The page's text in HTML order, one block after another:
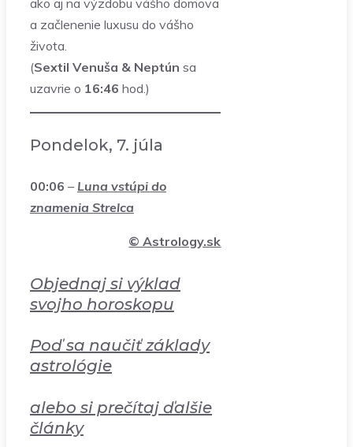
a začlenenie luxusu do vášho
života.
(Sextil Venuša & Neptún sa
uzavrie o 16:46 hod.)
Pondelok, 7. júla
00:06 – Luna vstúpi do
znamenia Strelca
©Astrology.sk
Objednaj si výklad
svojho horoskopu
Poď sa naučiť základy
astrológie
alebo si prečítaj ďalšie
články